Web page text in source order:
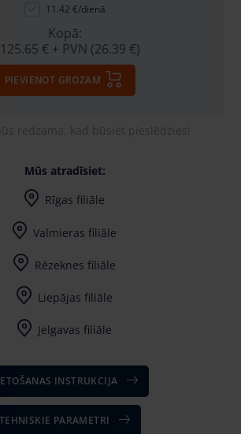
11.42 €/dienā
Kopā:
125.65 € + PVN (26.39 €)
PIEVIENOT GROZAM
redzama, kad būsiet pieslēdzies!
Mūs atradīsiet:
Rīgas filiāle
Valmieras filiāle
Rēzeknes filiāle
Liepājas filiāle
Jelgavas filiāle
INSTRUKCIJA
TEHNISKIE PARAMETRI